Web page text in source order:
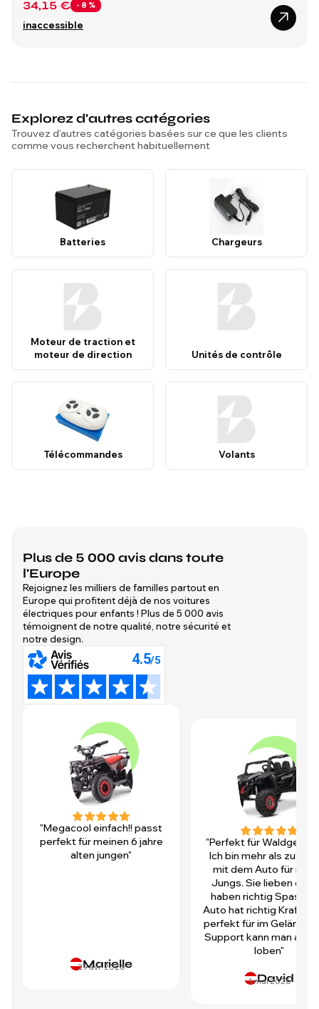
34,15 € - 8 %
inaccessible
Explorez d'autres catégories
Trouvez d'autres catégories basées sur ce que les clients
comme vous recherchent habituellement
Batteries Chargeurs
Moteur de traction et
moteur de direction
Unités de contrôle
Télécommandes Volants
Plus de 5 000 avis dans toute
l'Europe
Rejoignez les milliers de familles partout en
Europe qui profitent déjà de nos voitures
électriques pour enfants ! Plus de 5 000 avis
témoignent de notre qualité, notre sécurité et
notre design.
"Megacool einfach!! passt
perfekt für meinen 6 jahre
alten jungen"
Marielle
29 avr. 2026
"Perfekt für
Ich bin mehr als
mit dem Auto für
Jungs. Sie lieben es
haben richtig Spass!
Auto hat richtig Kraft
perfekt für im Gelände.
Support kann man auch
loben"
David
1 mai 2026